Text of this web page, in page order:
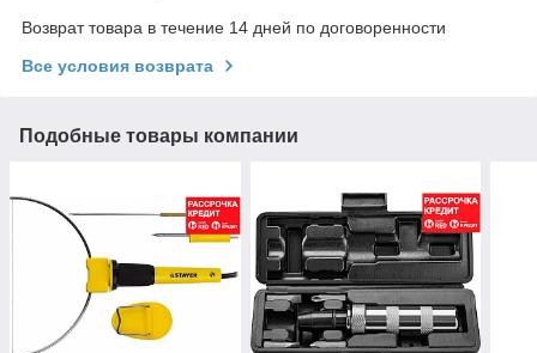
Возврат товара в течение 14 дней по договоренности
Все условия возврата
Подобные товары компании